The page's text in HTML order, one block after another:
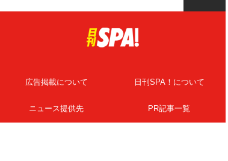
広告掲載について 日刊SPA！について
ニュース提供先 PR記事一覧